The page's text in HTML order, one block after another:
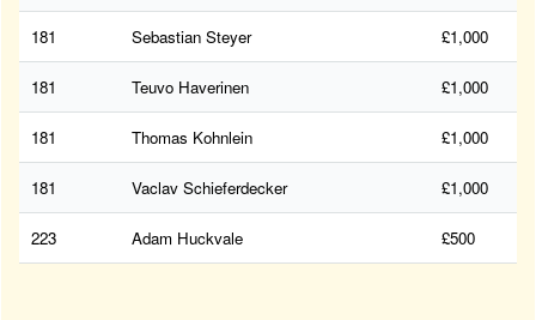
181 Sebastian Steyer £1,000
181 Teuvo Haverinen £1,000
181 Thomas Kohnlein £1,000
181 Vaclav Schieferdecker £1,000
223 Adam Huckvale £500